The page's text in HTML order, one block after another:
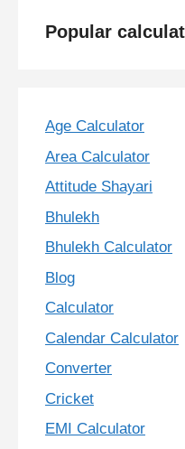
Popular
Age Calculator
Area Calculator
Attitude Shayari
Bhulekh
Bhulekh Calculator
Blog
Calculator
Calendar Calculator
Converter
Cricket
EMI Calculator